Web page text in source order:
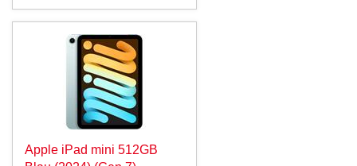
Apple iPad mini 512GB